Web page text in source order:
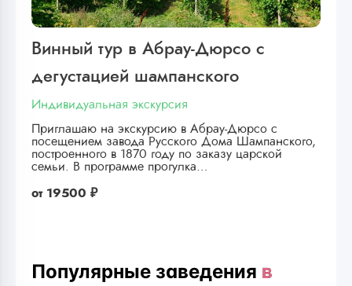
Винный тур в Абрау-Дюрсо с
дегустацией шампанского
Индивидуальная экскурсия
Приглашаю на экскурсию в Абрау-Дюрсо с
посещением завода Русского Дома Шампанского,
построенного в 1870 году по заказу царской
семьи. В программе прогулка…
от 19500 ₽
Популярные заведения в